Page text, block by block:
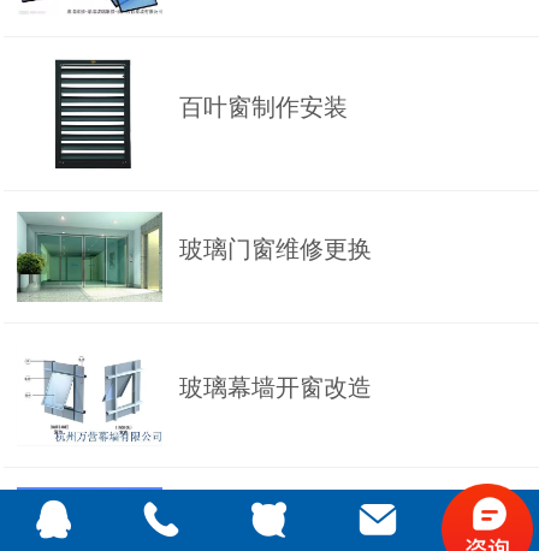
百叶窗制作安装
玻璃门窗维修更换
玻璃幕墙开窗改造
玻璃阳光房